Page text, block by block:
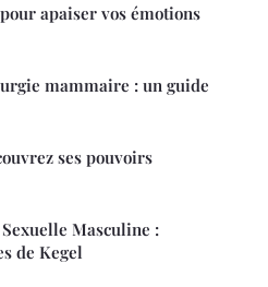
apaiser vos émotions
mammaire : un guide
ses pouvoirs
Masculine :
de Kegel